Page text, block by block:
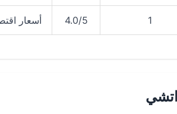
1
4.0/5 أسعار